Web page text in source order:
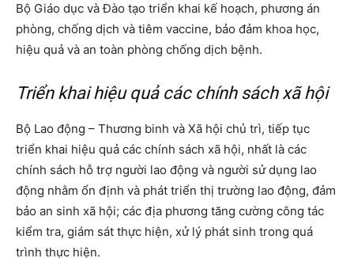
Bộ Giáo dục và Đào tạo triển khai kế hoạch, phương án
phòng, chống dịch và tiêm vaccine, bảo đảm khoa học,
hiệu quả và an toàn phòng chống dịch bệnh.
Triển khai hiệu quả các chính sách xã hội
Bộ Lao động – Thương binh và Xã hội chủ trì, tiếp tục
triển khai hiệu quả các chính sách xã hội, nhất là các
chính sách hỗ trợ người lao động và người sử dụng lao
động nhằm ổn định và phát triển thị trường lao động, đảm
bảo an sinh xã hội; các địa phương tăng cường công tác
kiểm tra, giám sát thực hiện, xử lý phát sinh trong quá
trình thực hiện.